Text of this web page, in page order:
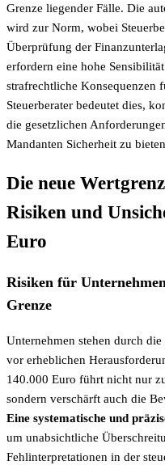
Grenze liegender Fälle. Die
wird zur Norm, wobei
Überprüfung der
erfordern eine hohe
strafrechtliche Konsequenzen
Steuerberater bedeutet dies,
die gesetzlichen
Mandanten Sicherheit zu
Die neue
Risiken und
Euro
Risiken für
Grenze
Unternehmen stehen durch
vor erheblichen
140.000 Euro führt nicht nur
sondern verschärft auch die
Eine systematische und
um unabsichtliche
Fehlinterpretationen in der